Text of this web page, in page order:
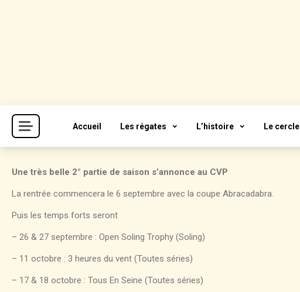
CVP
Cercle de la Voile de Paris
Accueil Les régates L’histoire Le cercle
Une très belle 2° partie de saison s’annonce au CVP
La rentrée commencera le 6 septembre avec la coupe Abracadabra.
Puis les temps forts seront
– 26 & 27 septembre : Open Soling Trophy (Soling)
– 11 octobre : 3 heures du vent (Toutes séries)
– 17 & 18 octobre : Tous En Seine (Toutes séries)